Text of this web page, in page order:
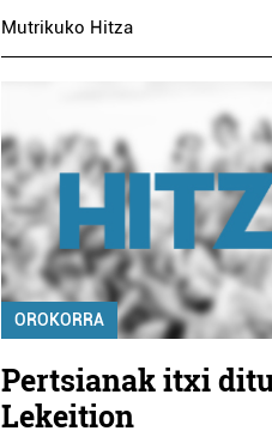
Mutrikuko Hitza
OROKORRA
Pertsianak itxi
Lekeition